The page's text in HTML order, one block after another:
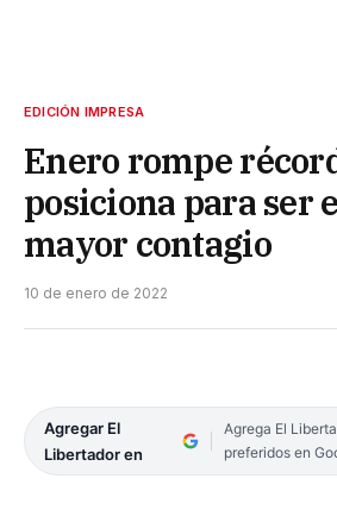
EDICIÓN IMPRESA
Enero rompe
posiciona para ser
mayor contagio
10 de enero de 2022
Agregar El
Libertador en
Agrega El
preferidos en